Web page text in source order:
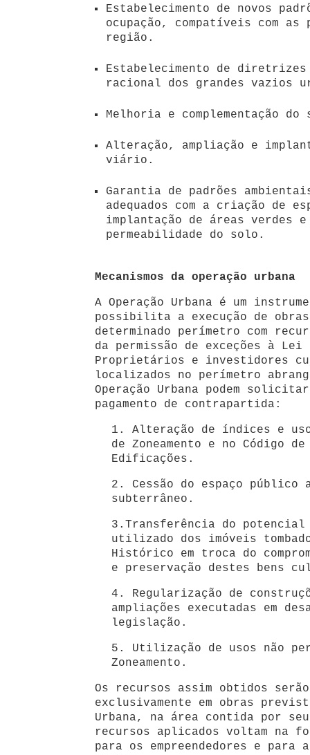
Estabelecimento de novos
ocupação, compatíveis com
região.
Estabelecimento de diretrizes
racional dos grandes vazios
Melhoria e complementação do
Alteração, ampliação e
viário.
Garantia de padrões
adequados com a criação de
implantação de áreas verdes
permeabilidade do solo.
Mecanismos da operação urbana
A Operação Urbana é um
possibilita a execução de
determinado perímetro com
da permissão de exceções à Lei
Proprietários e investidores
localizados no perímetro
Operação Urbana podem
pagamento de contrapartida:
1. Alteração de índices e
de Zoneamento e no Código
Edificações.
2. Cessão do espaço público
subterrâneo.
3.Transferência do
utilizado dos imóveis
Histórico em troca do
e preservação destes bens
4. Regularização de
ampliações executadas em
legislação.
5. Utilização de usos não
Zoneamento.
Os recursos assim obtidos
exclusivamente em obras
Urbana, na área contida por
recursos aplicados voltam na
para os empreendedores e para